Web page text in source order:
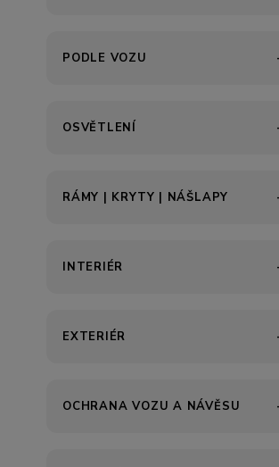
PODLE VOZU
OSVĚTLENÍ
RÁMY | KRYTY | NÁŠLAPY
INTERIÉR
EXTERIÉR
OCHRANA VOZU A NÁVĚSU